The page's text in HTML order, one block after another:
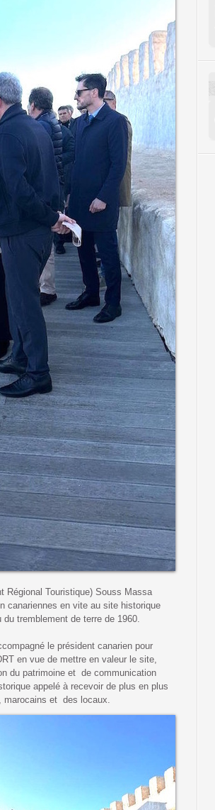
Régional Touristique) Souss Massa
canariennes en vite au site historique
tremblement de terre de 1960.
le président canarien pour
en vue de mettre en valeur le site,
du patrimoine et de communication
appelé à recevoir de plus en plus
marocains et des locaux.